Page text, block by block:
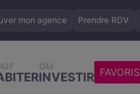
mon agence Prendre RDV
INVESTIR FAVORIS